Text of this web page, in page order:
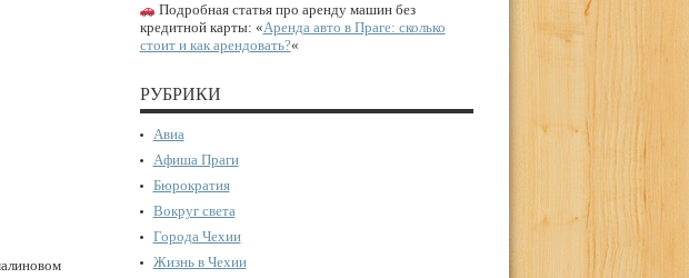
Подробная статья про аренду машин без
кредитной карты: «Аренда авто в Праге: сколько
стоит и как арендовать?«
РУБРИКИ
Авиа
Афиша Праги
Бюрократия
Вокруг света
Города Чехии
Жизнь в Чехии